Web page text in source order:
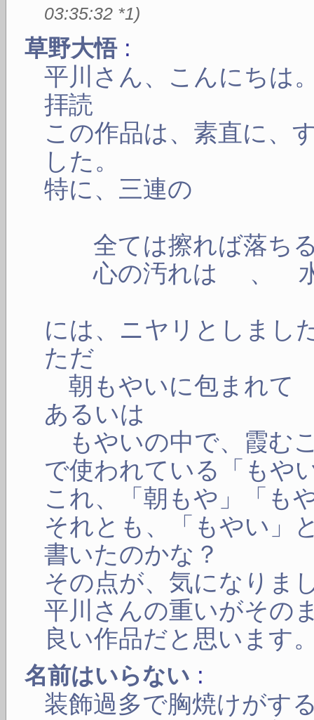
03:35:32 *1)
草野大悟 :
平川さん、こんにちは
拝読
この作品は、素直に、
した。
特に、三連の
全ては擦れば落ち
心の汚れは 、 水
には、ニヤリとしまし
ただ
朝もやいに包まれて
あるいは
もやいの中で、霞む
で使われている「もや
これ、「朝もや」「も
それとも、「もやい」
書いたのかな？
その点が、気になりま
平川さんの重いがその
良い作品だと思います
名前はいらない :
装飾過多で胸焼けがす